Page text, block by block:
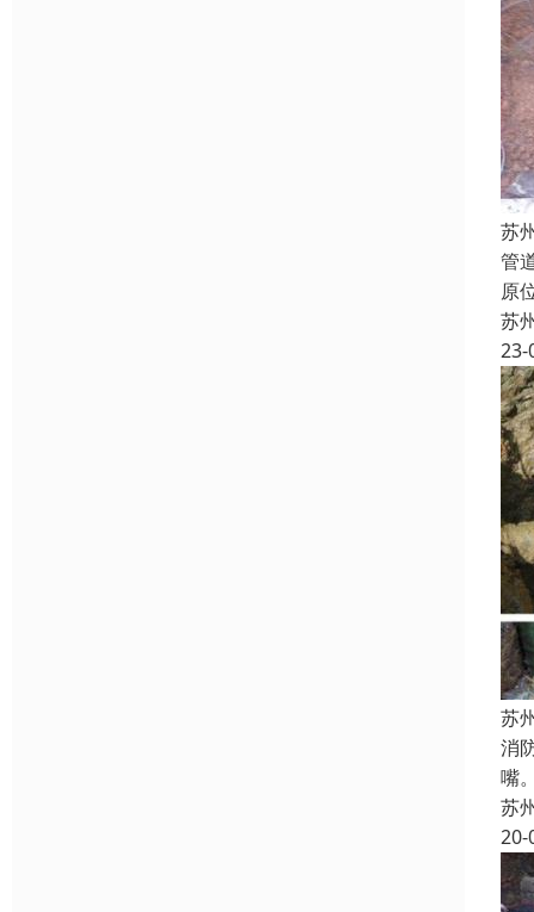
苏
管
原
苏
23-
苏
消
嘴
苏
20-